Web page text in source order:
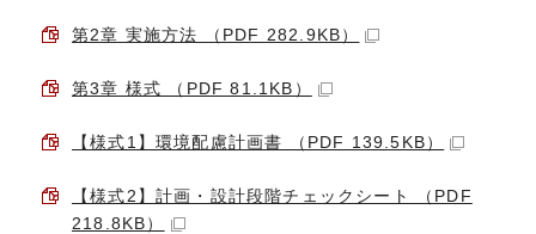
第2章 実施方法 （PDF 282.9KB）
第3章 様式 （PDF 81.1KB）
【様式1】環境配慮計画書 （PDF 139.5KB）
【様式2】計画・設計段階チェックシート （PDF
218.8KB）